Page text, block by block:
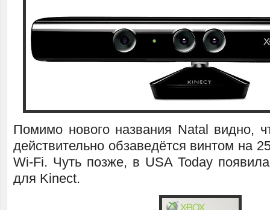
Помимо нового названия Natal видно,
действительно обзаведётся винтом на
Wi-Fi. Чуть позже, в USA Today
для Kinect.